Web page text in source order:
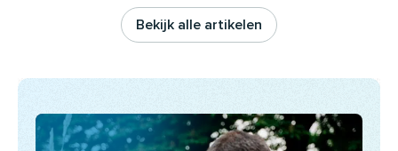
Bekijk alle artikelen